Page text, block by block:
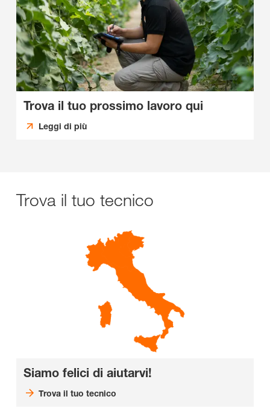
Trova il tuo prossimo lavoro qui
Leggi di più
Trova il tuo tecnico
Siamo felici di aiutarvi!
Trova il tuo tecnico